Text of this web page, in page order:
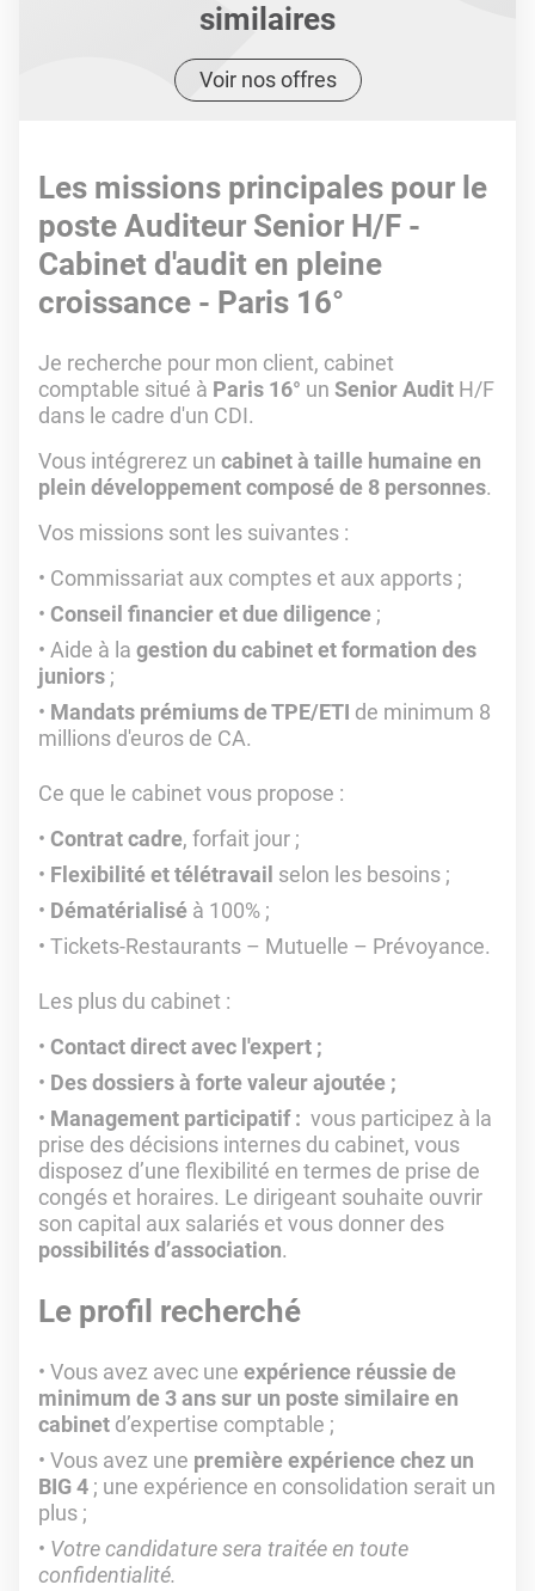
similaires
Voir nos offres
Les missions principales pour le
poste Auditeur Senior H/F -
Cabinet d'audit en pleine
croissance - Paris 16°
Je recherche pour mon client, cabinet
comptable situé à Paris 16° un Senior Audit H/F
dans le cadre d'un CDI.
Vous intégrerez un cabinet à taille humaine en
plein développement composé de 8 personnes.
Vos missions sont les suivantes :
Commissariat aux comptes et aux apports ;
Conseil financier et due diligence ;
Aide à la gestion du cabinet et formation des
juniors ;
Mandats prémiums de TPE/ETI de minimum 8
millions d'euros de CA.
Ce que le cabinet vous propose :
Contrat cadre, forfait jour ;
Flexibilité et télétravail selon les besoins ;
Dématérialisé à 100% ;
Tickets-Restaurants – Mutuelle – Prévoyance.
Les plus du cabinet :
Contact direct avec l'expert ;
Des dossiers à forte valeur ajoutée ;
Management participatif : vous participez à la
prise des décisions internes du cabinet, vous
disposez d’une flexibilité en termes de prise de
congés et horaires. Le dirigeant souhaite ouvrir
son capital aux salariés et vous donner des
possibilités d’association.
Le profil recherché
Vous avez avec une expérience réussie de
minimum de 3 ans sur un poste similaire en
cabinet d’expertise comptable ;
Vous avez une première expérience chez un
BIG 4 ; une expérience en consolidation serait un
plus ;
Votre candidature sera traitée en toute
confidentialité.